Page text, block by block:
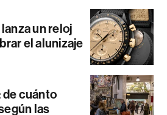
un reloj
el alunizaje
de cuánto
las